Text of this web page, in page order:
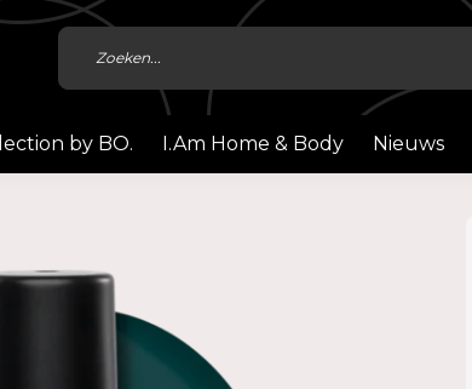
by BO. I.Am Home & Body Nieuws